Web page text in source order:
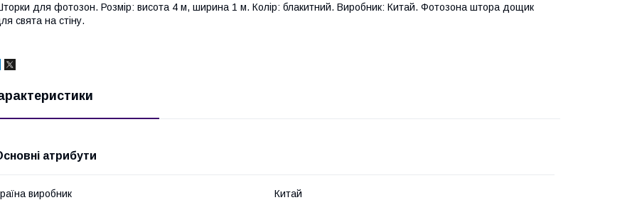
для фотозон. Розмір: висота 4 м, ширина 1 м. Колір: блакитний. Виробник: Китай. Фотозона штора дощик
свята на стіну.
атрибути
виробник Китай